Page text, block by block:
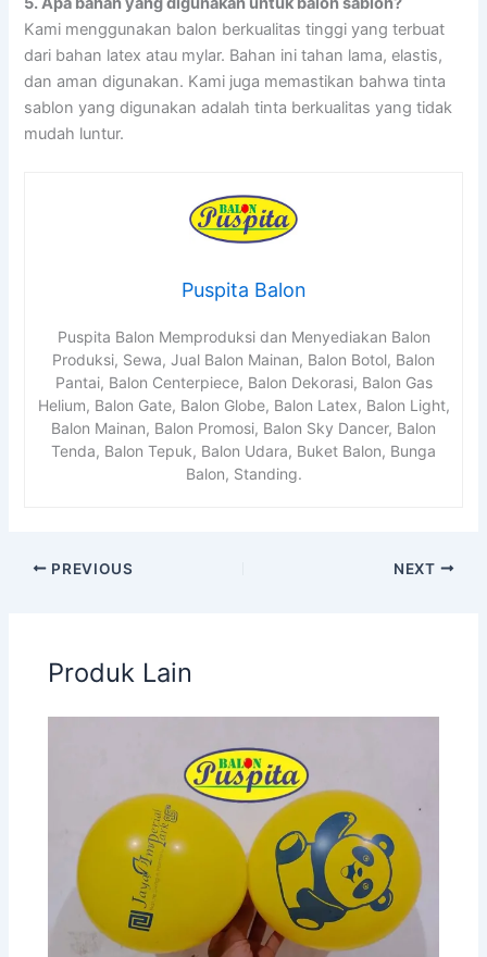
Kami menggunakan balon berkualitas tinggi yang terbuat
dari bahan latex atau mylar. Bahan ini tahan lama, elastis,
dan aman digunakan. Kami juga memastikan bahwa tinta
sablon yang digunakan adalah tinta berkualitas yang tidak
mudah luntur.
Puspita Balon
Puspita Balon Memproduksi dan Menyediakan Balon
Produksi, Sewa, Jual Balon Mainan, Balon Botol, Balon
Pantai, Balon Centerpiece, Balon Dekorasi, Balon Gas
Helium, Balon Gate, Balon Globe, Balon Latex, Balon Light,
Balon Mainan, Balon Promosi, Balon Sky Dancer, Balon
Tenda, Balon Tepuk, Balon Udara, Buket Balon, Bunga
Balon, Standing.
PREVIOUS NEXT
Produk Lain